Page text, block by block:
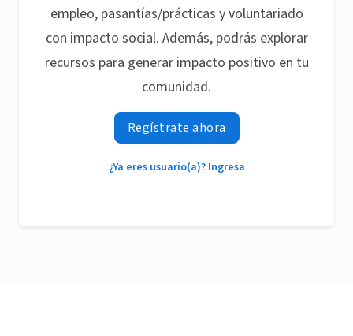
empleo, pasantías/prácticas y voluntariado
con impacto social. Además, podrás explorar
recursos para generar impacto positivo en tu
comunidad.
Regístrate ahora
¿Ya eres usuario(a)? Ingresa